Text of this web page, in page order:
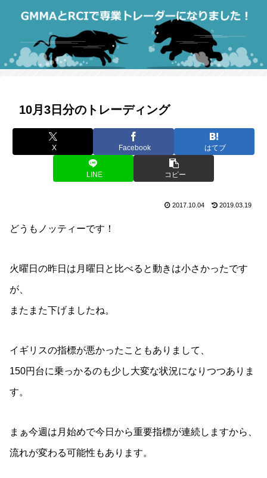
10月3日分のトレーディング
X Facebook はてブ
LINE コピー
2017.10.04 2019.03.19
どうもノッティーです！
火曜日の昨日は月曜日と比べると動きは小さかったです
が、
またまた下げましたね。
イギリスの指標が悪かったこともありまして、
150円台に乗っかるのも少し大変な状況になりつつありま
す。
まぁ今週は月始めで今日から重要指標が連続しますから、
流れが変わる可能性もあります。